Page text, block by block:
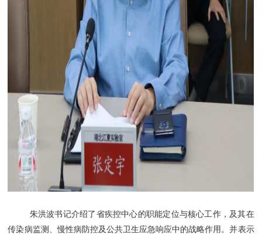
朱洪波书记介绍了省疾控中心的职能定位与核心工作，及其在
传染病监测、慢性病防控及公共卫生应急响应中的战略作用。并表示